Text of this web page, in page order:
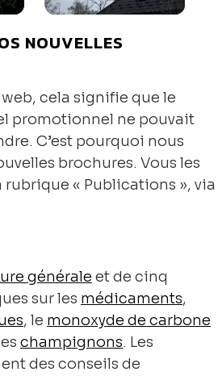
NOUVELLES
cela signifie que le
promotionnel ne pouvait
C’est pourquoi nous
brochures. Vous les
rubrique « Publications », via
générale et de cinq
sur les médicaments,
, le monoxyde de carbone
champignons. Les
des conseils de